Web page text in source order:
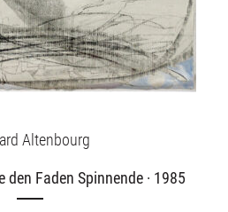
Altenbourg
den Faden Spinnende · 1985